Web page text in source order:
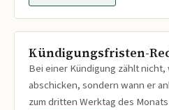
Kündigungsfristen-
Bei einer Kündigung zählt
abschicken, sondern wann er
zum dritten Werktag des